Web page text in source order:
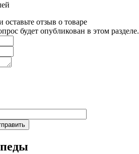
отзыв о товаре
будет опубликован в этом разделе.